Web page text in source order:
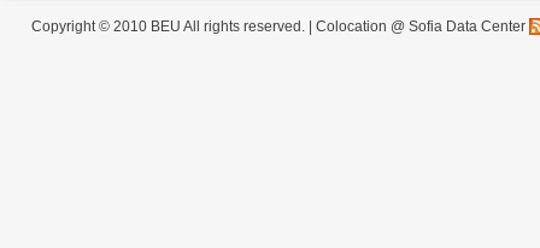
Copyright © 2010 BEU All rights reserved. | Colocation @ Sofia Data Center